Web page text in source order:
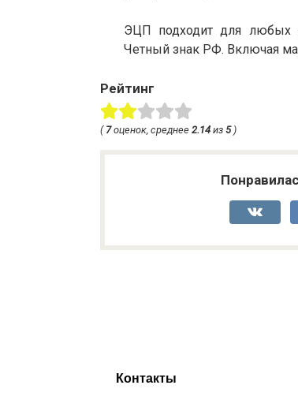
ЭЦП подходит для любых
Четный знак РФ. Включая
Рейтинг
( 7оценок, среднее 2.14 из 5)
Контакты